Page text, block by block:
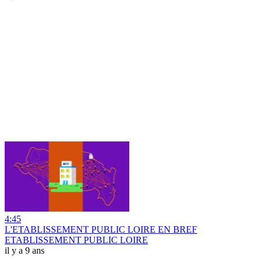
4:45
L'ETABLISSEMENT PUBLIC LOIRE EN BREF
ETABLISSEMENT PUBLIC LOIRE
il y a 9 ans